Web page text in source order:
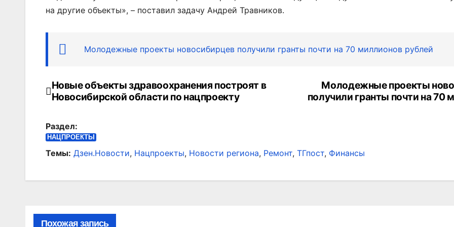
на другие объекты», – поставил задачу Андрей Травников.
Молодежные проекты новосибирцев получили гранты почти на 70 миллионов рублей
Навигация
записям
Молодежные проекты
получили гранты почти на 70
Новые объекты здравоохранения построят в
Новосибирской области по нацпроекту
Раздел:
НАЦПРОЕКТЫ
Темы: Дзен.Новости, Нацпроекты, Новости региона, Ремонт, ТГпост, Финансы
Похожая запись